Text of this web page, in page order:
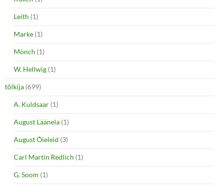
Leith (1)
Marke (1)
Mönch (1)
W. Hellwig (1)
tõlkija (699)
A. Kuldsaar (1)
August Läänela (1)
August Õieleid (3)
Carl Martin Redlich (1)
G. Soom (1)